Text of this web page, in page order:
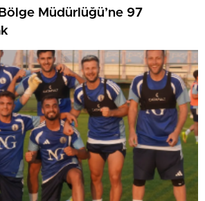
Müdürlüğü’ne 97